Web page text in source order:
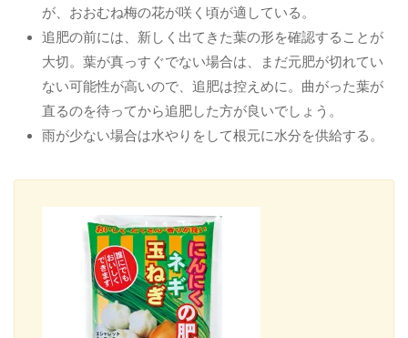
が、おおむね梅の花が咲く頃が適している。
追肥の前には、新しく出てきた葉の形を確認することが
大切。葉が真っすぐでない場合は、まだ元肥が切れてい
ない可能性が高いので、追肥は控えめに。曲がった葉が
直るのを待ってから追肥した方が良いでしょう。
雨が少ない場合は水やりをして根元に水分を供給する。